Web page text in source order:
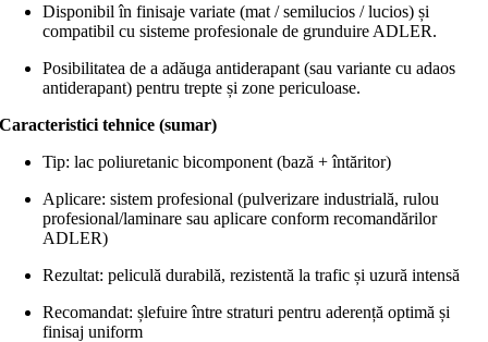
Disponibil în finisaje variate (mat / semilucios / lucios) și
compatibil cu sisteme profesionale de grunduire ADLER.
Posibilitatea de a adăuga antiderapant (sau variante cu adaos
antiderapant) pentru trepte și zone periculoase.
Caracteristici tehnice (sumar)
Tip: lac poliuretanic bicomponent (bază + întăritor)
Aplicare: sistem profesional (pulverizare industrială, rulou
profesional/laminare sau aplicare conform recomandărilor
ADLER)
Rezultat: peliculă durabilă, rezistentă la trafic și uzură intensă
Recomandat: șlefuire între straturi pentru aderență optimă și
finisaj uniform